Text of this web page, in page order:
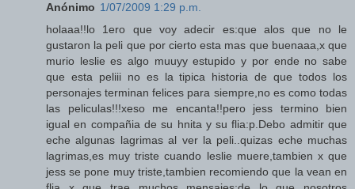
Anónimo 1/07/2009 1:29 p.m.
holaaa!!lo 1ero que voy adecir es:que alos que no le
gustaron la peli que por cierto esta mas que buenaaa,x que
murio leslie es algo muuyy estupido y por ende no sabe
que esta peliii no es la tipica historia de que todos los
personajes terminan felices para siempre,no es como todas
las peliculas!!!xeso me encanta!!pero jess termino bien
igual en compañia de su hnita y su flia:p.Debo admitir que
eche algunas lagrimas al ver la peli..quizas eche muchas
lagrimas,es muy triste cuando leslie muere,tambien x que
jess se pone muy triste,tambien recomiendo que la vean en